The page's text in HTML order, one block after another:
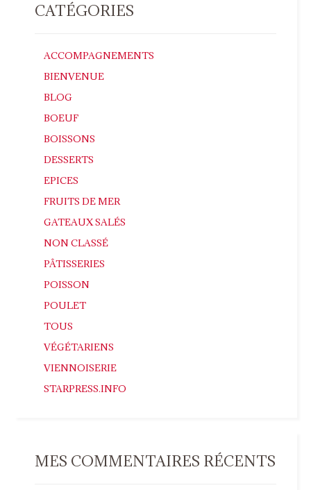
CATÉGORIES
ACCOMPAGNEMENTS
BIENVENUE
BLOG
BOEUF
BOISSONS
DESSERTS
EPICES
FRUITS DE MER
GATEAUX SALÉS
NON CLASSÉ
PÂTISSERIES
POISSON
POULET
TOUS
VÉGÉTARIENS
VIENNOISERIE
STARPRESS.INFO
MES COMMENTAIRES RÉCENTS